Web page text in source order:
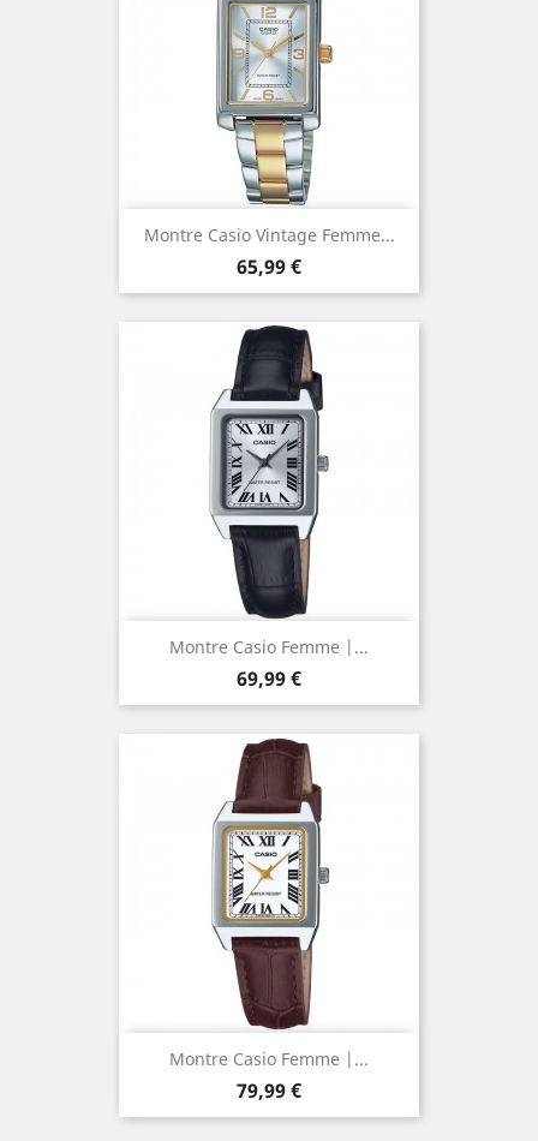
Montre Casio Vintage Femme...
Prix
65,99 €
Montre Casio Femme |...
Prix
69,99 €
Montre Casio Femme |...
Prix
79,99 €